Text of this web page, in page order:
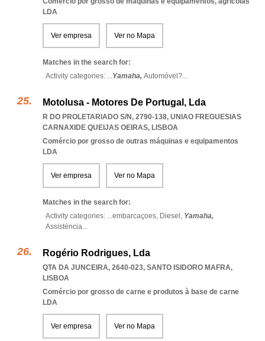
LDA
Ver empresa Ver no Mapa
Matches in the search for:
Activity categories: ...Yamaha, Automóvel?...
Motolusa - Motores De Portugal, Lda
R DO PROLETARIADO S/N, 2790-138, UNIAO FREGUESIAS
CARNAXIDE QUEIJAS OEIRAS, LISBOA
Comércio por grosso de outras máquinas e equipamentos
LDA
Ver empresa Ver no Mapa
Matches in the search for:
Activity categories: ...embarcaçoes, Diesel, Yamaha,
Assisténcia...
Rogério Rodrigues, Lda
QTA DA JUNCEIRA, 2640-023, SANTO ISIDORO MAFRA,
LISBOA
Comércio por grosso de carne e produtos à base de carne
LDA
Ver empresa Ver no Mapa